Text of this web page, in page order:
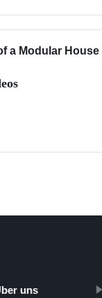
a Modular House
uns